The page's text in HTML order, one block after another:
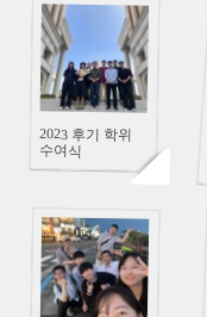
2023 후기 학위
수여식
86856
92426